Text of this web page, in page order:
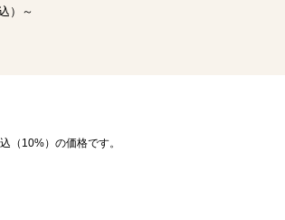
）～
（10%）の価格です。